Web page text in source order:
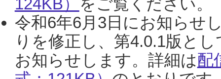
令和6年6月3日にお知らせ
りを修正し、第4.0.1版と
お知らせします。詳細は配